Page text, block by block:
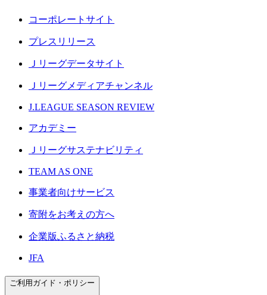
コーポレートサイト
プレスリリース
Ｊリーグデータサイト
Ｊリーグメディアチャンネル
J.LEAGUE SEASON REVIEW
アカデミー
Ｊリーグサステナビリティ
TEAM AS ONE
事業者向けサービス
寄附をお考えの方へ
企業版ふるさと納税
JFA
ご利用ガイド・ポリシー